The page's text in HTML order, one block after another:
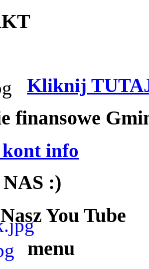
Kliknij
finansowe
info
:)
Nasz You Tube
menu